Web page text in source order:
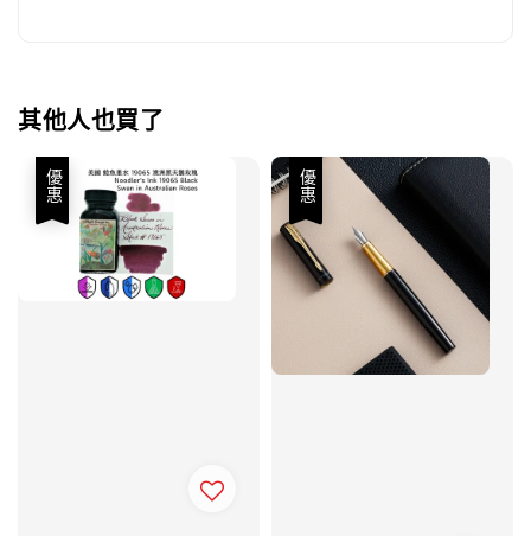
其他人也買了
優惠 優惠